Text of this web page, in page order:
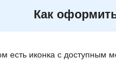
Как
есть иконка с